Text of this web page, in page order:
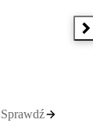
Sprawdź